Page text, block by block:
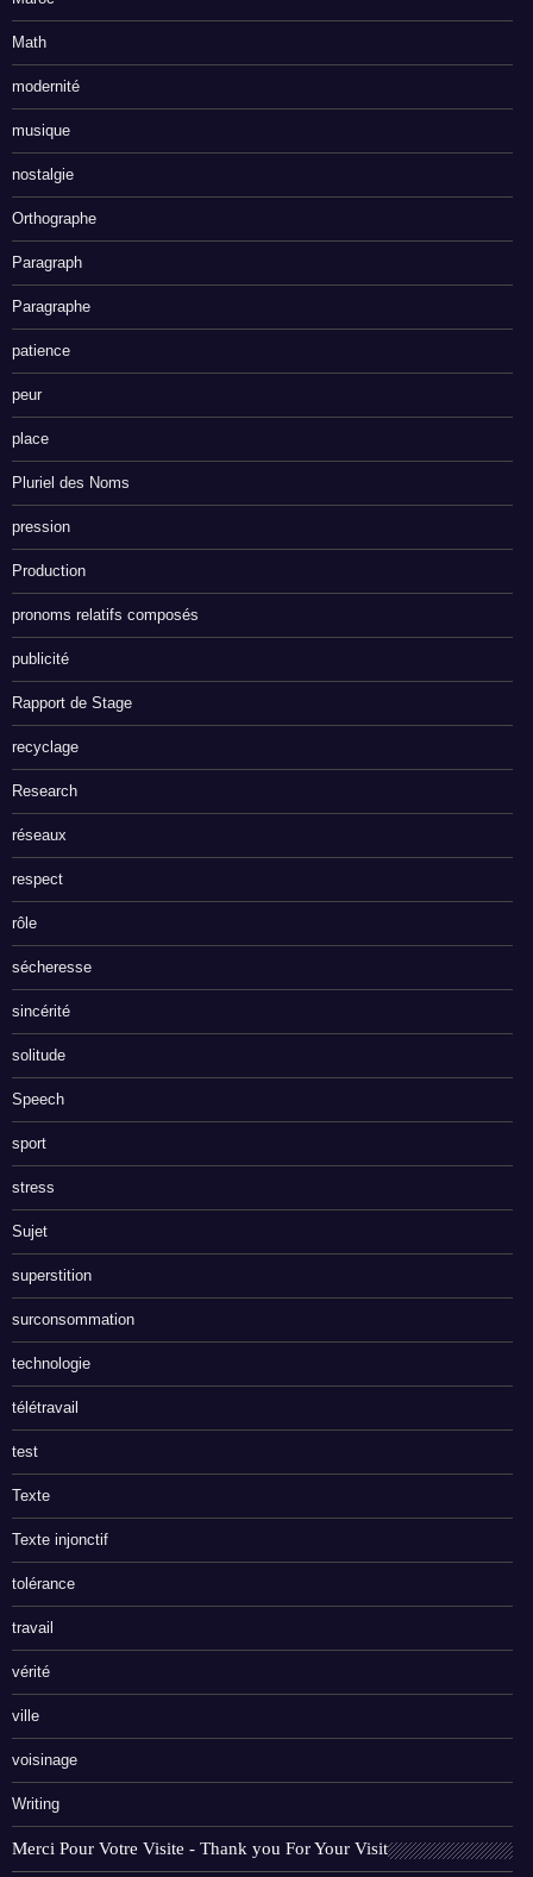
Math
modernité
musique
nostalgie
Orthographe
Paragraph
Paragraphe
patience
peur
place
Pluriel des Noms
pression
Production
pronoms relatifs composés
publicité
Rapport de Stage
recyclage
Research
réseaux
respect
rôle
sécheresse
sincérité
solitude
Speech
sport
stress
Sujet
superstition
surconsommation
technologie
télétravail
test
Texte
Texte injonctif
tolérance
travail
vérité
ville
voisinage
Writing
Merci Pour Votre Visite - Thank you For Your Visit